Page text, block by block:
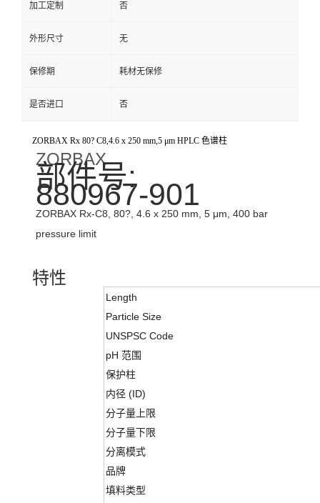
加工定制 否
外形尺寸 无
保修期 耗材无保修
是否进口 否
ZORBAX Rx 80? C8,4.6 x 250 mm,5 μm HPLC 色谱柱
ZORBAX
部件号:
880967-901
ZORBAX Rx-C8, 80?, 4.6 x 250 mm, 5 μm, 400 bar
pressure limit
特性
Length
Particle Size
UNSPSC Code
pH 范围
保护柱
内径 (ID)
分子量上限
分子量下限
分离模式
品牌
填料类型